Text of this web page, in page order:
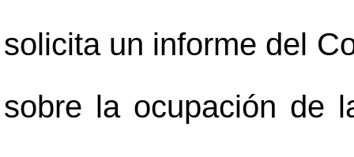
solicita un informe del
sobre la ocupación de